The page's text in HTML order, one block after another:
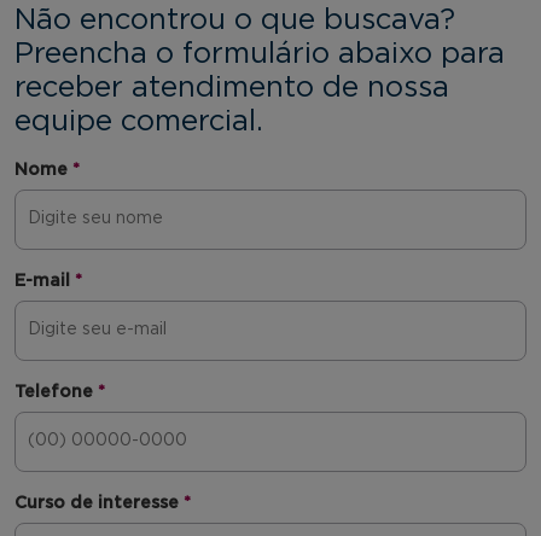
Não encontrou o que buscava?
Preencha o formulário abaixo para
receber atendimento de nossa
equipe comercial.
Nome *
E-mail *
Telefone *
Curso de interesse *